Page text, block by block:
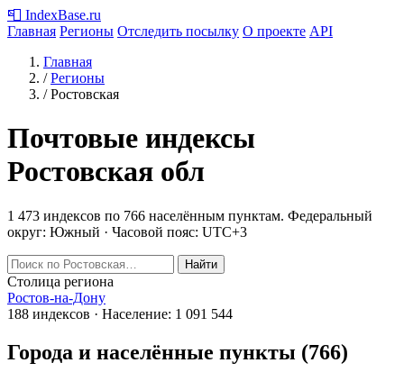
📮 IndexBase.ru
Главная Регионы Отследить посылку О проекте API
Главная
/ Регионы
/ Ростовская
Почтовые индексы
Ростовская обл
1 473 индексов по 766 населённым пунктам. Федеральный
округ: Южный · Часовой пояс: UTC+3
Найти
Столица региона
Ростов-на-Дону
188 индексов · Население: 1 091 544
Города и населённые пункты (766)